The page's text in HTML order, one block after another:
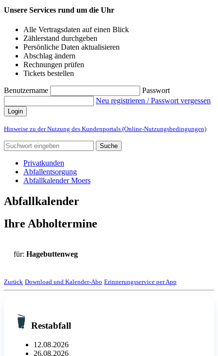
Unsere Services rund um die Uhr
Alle Vertragsdaten auf einen Blick
Zählerstand durchgeben
Persönliche Daten aktualisieren
Abschlag ändern
Rechnungen prüfen
Tickets bestellen
Benutzername
Passwort
Neu registrieren / Passwort vergessen
Login
Hinweise zu der Nutzung des Kundenportals (Online-Nutzungsbedingungen)
Suche
Privatkunden
Abfallentsorgung
Abfallkalender Moers
Abfallkalender
Ihre Abholtermine
für: Hagebuttenweg
Zurück Download und Kalender-Abo Erinnerungsservice per App
Restabfall
12.08.2026
26.08.2026